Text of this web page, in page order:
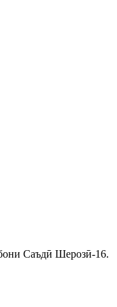
Саъдӣ Шерозӣ-16.